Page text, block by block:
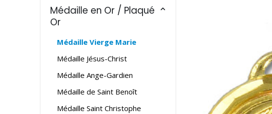
Médaille en Or / Plaqué
Or
Médaille Vierge Marie
Médaille Jésus-Christ
Médaille Ange-Gardien
Médaille de Saint Benoît
Médaille Saint Christophe